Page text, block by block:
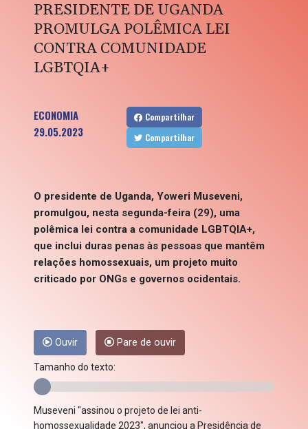
PRESIDENTE DE UGANDA
PROMULGA POLÊMICA LEI
CONTRA COMUNIDADE
LGBTQIA+
ECONOMIA
29.05.2023
Compartilhar
Compartilhar
O presidente de Uganda, Yoweri Museveni,
promulgou, nesta segunda-feira (29), uma
polêmica lei contra a comunidade LGBTQIA+,
que inclui duras penas às pessoas que mantêm
relações homossexuais, um projeto muito
criticado por ONGs e governos ocidentais.
Ouvir Pare de ouvir
Tamanho do texto:
Museveni "assinou o projeto de lei anti-
homossexualidade 2023", anunciou a Presidência de